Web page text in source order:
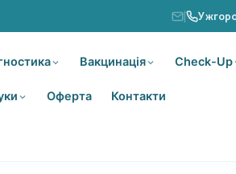
|
Вакцинація Check-Up
Оферта Контакти